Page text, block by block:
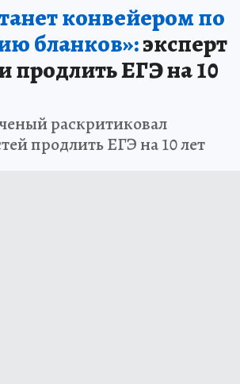
конвейером по
бланков»:эксперт
продлить ЕГЭ на 10
раскритиковал
продлить ЕГЭ на 10 лет